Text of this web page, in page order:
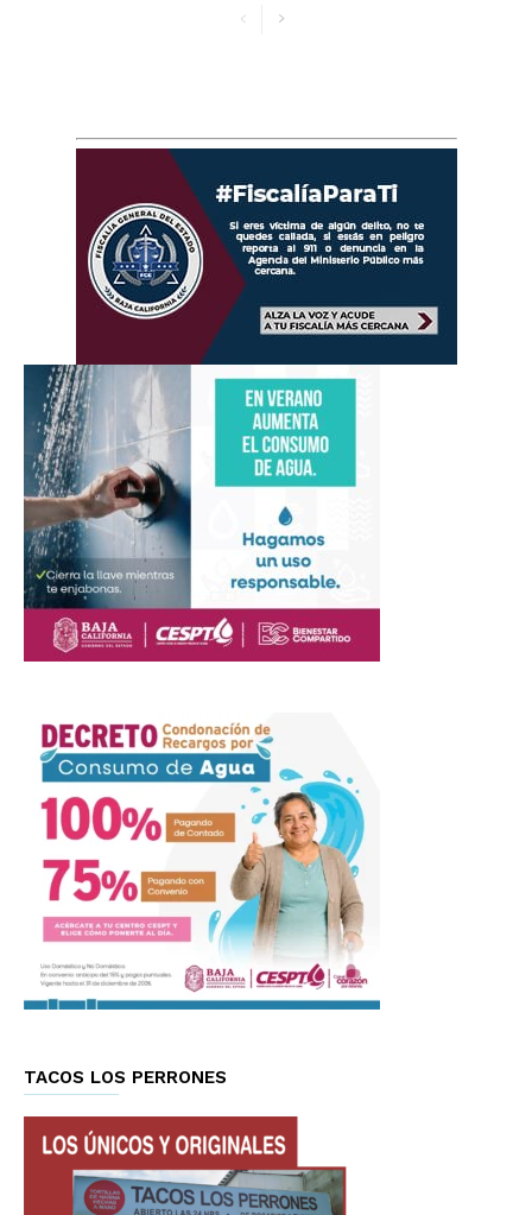
TACOS LOS PERRONES